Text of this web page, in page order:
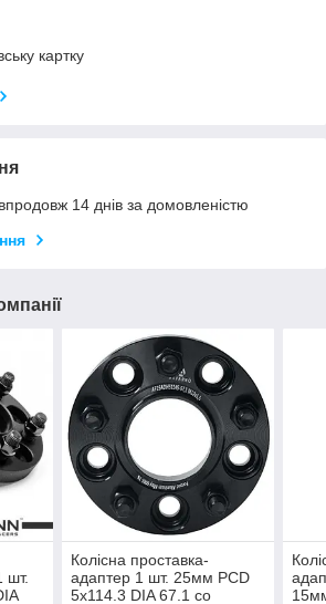
картку
14 днів за домовленістю
шт.
Колісна проставка-
адаптер 1 шт. 25мм PCD
5х114.3 DIA 67.1 со